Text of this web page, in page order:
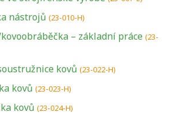
nástrojů (23-010-H)
– základní práce (23-
kovů (23-022-H)
kovů (23-023-H)
kovů (23-024-H)